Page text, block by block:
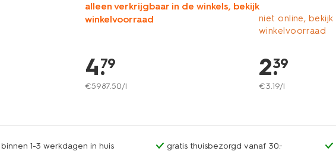
alleen verkrijgbaar in de winkels, bekijk
winkelvoorraad
4.
79
€5987.50/l
niet online, bekijk
winkelvoorraad
2.
39
€3.19/l
1-3 werkdagen in huis gratis thuisbezorgd vanaf 30.-